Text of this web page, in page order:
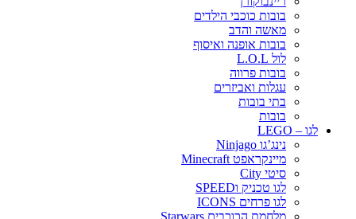
בובות כוכבי הילדים
מאשה והדב
בובות אופנה ואיסוף
לול L.O.L
בובות פרווה
עגלות ואביזרים
בתי בובות
בובות
לגו – LEGO
נינג’גו Ninjago
מיינקראפט Minecraft
סיטי City
לגו טכניק וSPEED
לגו פרחים ICONS
מלחמת הכוכבים Starwars